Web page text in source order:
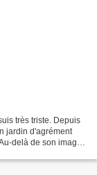
très triste. Depuis
jardin d'agrément
delà de son image